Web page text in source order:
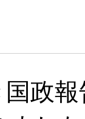
政